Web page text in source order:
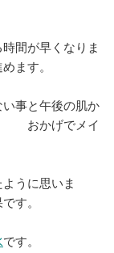
間が早くなりま
ます。
事と午後の肌か
かげでメイ
うに思いま
果です。
です。